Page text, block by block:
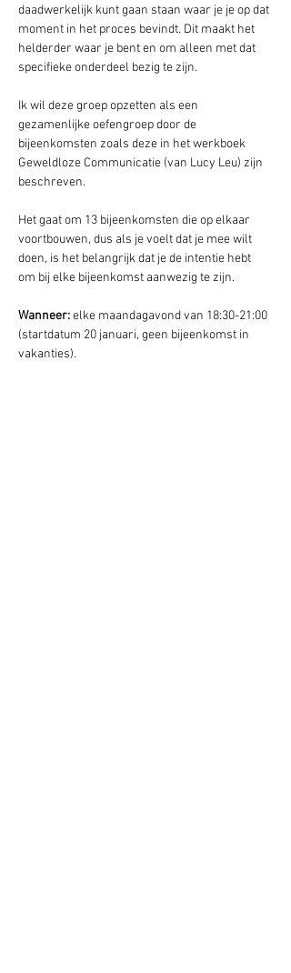
daadwerkelijk kunt gaan staan waar je je op dat
moment in het proces bevindt. Dit maakt het
helderder waar je bent en om alleen met dat
specifieke onderdeel bezig te zijn.
Ik wil deze groep opzetten als een
gezamenlijke oefengroep door de
bijeenkomsten zoals deze in het werkboek
Geweldloze Communicatie (van Lucy Leu) zijn
beschreven.
Het gaat om 13 bijeenkomsten die op elkaar
voortbouwen, dus als je voelt dat je mee wilt
doen, is het belangrijk dat je de intentie hebt
om bij elke bijeenkomst aanwezig te zijn.
Wanneer: elke maandagavond van 18:30-21:00
(startdatum 20 januari, geen bijeenkomst in
vakanties).